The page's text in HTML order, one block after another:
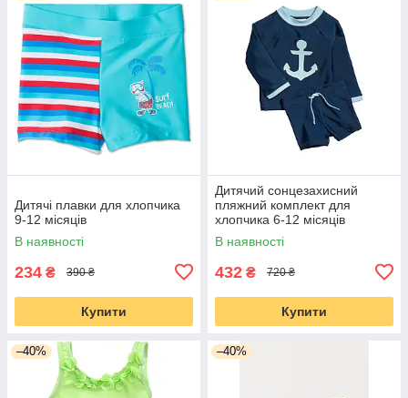
Дитячі плавки для хлопчика
9-12 місяців
В наявності
234 ₴ 390 ₴
Купити
Дитячий сонцезахисний
пляжний комплект для
хлопчика 6-12 місяців
В наявності
432 ₴ 720 ₴
Купити
–40% –40%